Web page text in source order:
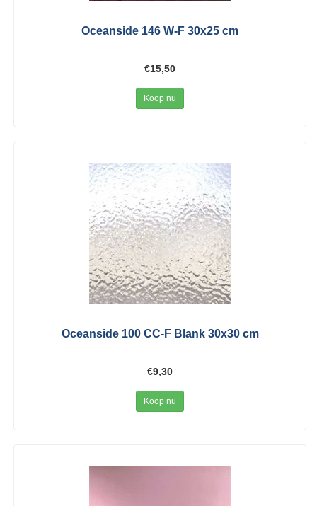
Oceanside 146 W-F 30x25 cm
€15,50
Koop nu
Oceanside 100 CC-F Blank 30x30 cm
€9,30
Koop nu